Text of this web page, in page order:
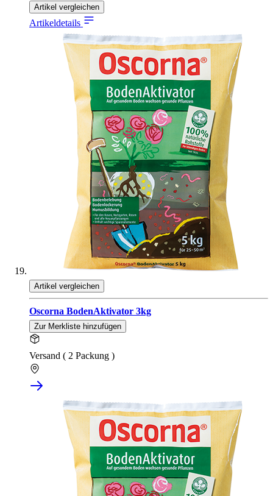
Artikel vergleichen
Artikeldetails
Artikel vergleichen
Oscorna BodenAktivator 3kg
Zur Merkliste hinzufügen
Versand ( 2 Packung )